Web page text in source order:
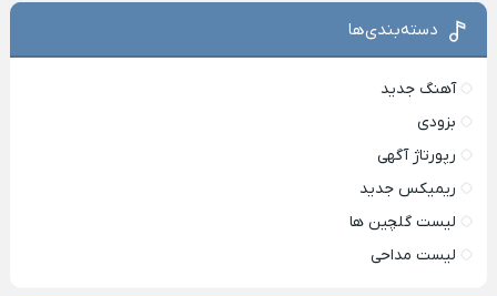
دسته‌بندی‌ها
آهنگ جدید
بزودی
رپورتاژ آگهی
ریمیکس جدید
لیست گلچین ها
لیست مداحی